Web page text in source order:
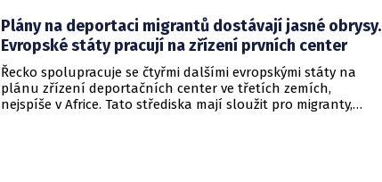
které dosahují rychlosti až sto kilometrů za hodinu.
Plány na deportaci migrantů dostávají jasné obrysy.
Evropské státy pracují na zřízení prvních center
Řecko spolupracuje se čtyřmi dalšími evropskými státy na
plánu zřízení deportačních center ve třetích zemích,
nejspíše v Africe. Tato střediska mají sloužit pro migranty,